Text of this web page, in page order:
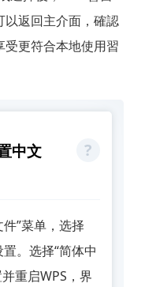
返回主介面，確認
更符合本地使用習
中文
”菜单，选择
置。选择“简体中
重启WPS，界